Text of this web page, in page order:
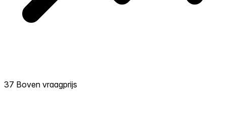
37 Boven vraagprijs